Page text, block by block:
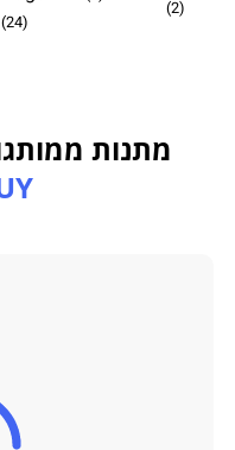
(2)
(24)
מתנות
/>